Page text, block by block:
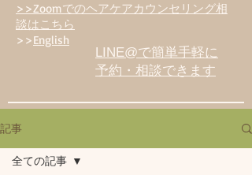
>>Zoomでのヘアケアカウンセリング相
談はこちら
>>English
LINE@で簡単手軽に
予約・相談できます
記事
全ての記事